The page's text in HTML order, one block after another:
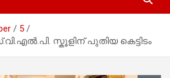
5
സ്കൂളിന് പുതിയ കെട്ടിടം